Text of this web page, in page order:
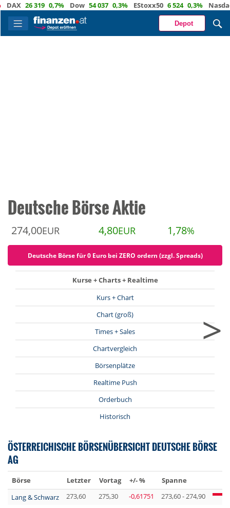
26 319 0,7% Dow 54 037 0,3% EStoxx50 6 524 0,3% Nasdaq
Depot
Deutsche Börse Aktie
274,00EUR 4,80EUR 1,78%
Deutsche Börse für 0 Euro bei ZERO ordern (zzgl. Spreads)
Kurse + Charts + Realtime
Kurs + Chart
Chart (groß)
Times + Sales
Chartvergleich
Börsenplätze
Realtime Push
Orderbuch
Historisch
>
ÖSTERREICHISCHE BÖRSENÜBERSICHT DEUTSCHE BÖRSE
AG
Börse Letzter Vortag +/- %
Spanne
Lang & Schwarz
273,60 275,30 -0,61751 273,60 - 274,90